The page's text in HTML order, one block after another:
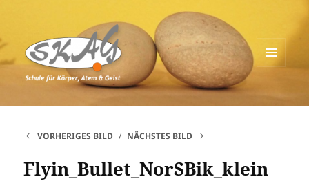
Schule für Körper, Atem & Geist
VORHERIGES BILD NÄCHSTES BILD
Flyin_Bullet_NorSBik_klein